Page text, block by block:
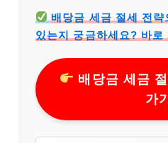
배당금 세금 절세 전
있는지 궁금하세요? 바로
배당금 세금
가기